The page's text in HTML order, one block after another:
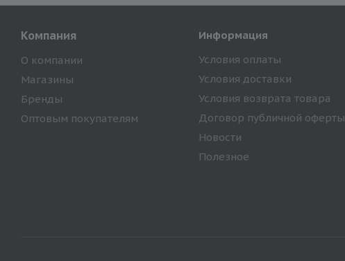
Компания
О компании
Магазины
Бренды
Оптовым покупателям
Информация
Условия оплаты
Условия доставки
Условия возврата товара
Договор публичной оферты
Новости
Полезное